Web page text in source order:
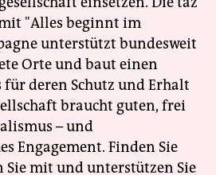
"Alles beginnt im
unterstützt bundesweit
Orte und baut einen
für deren Schutz und Erhalt
braucht guten, frei
– und
Engagement. Finden Sie
Sie mit und unterstützen Sie